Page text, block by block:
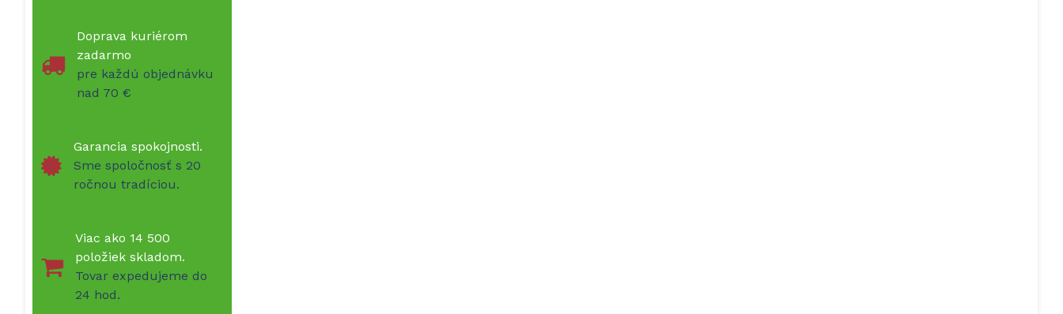
Doprava kuriérom
zadarmo
pre každú objednávku
nad 70 €
Garancia spokojnosti.
Sme spoločnosť s 20
ročnou tradíciou.
Viac ako 14 500
položiek skladom.
Tovar expedujeme do
24 hod.